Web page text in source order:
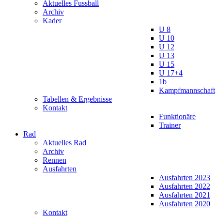
Aktuelles Fussball
Archiv
Kader
U 8
U 10
U 12
U 13
U 15
U 17+4
1b
Kampfmannschaft
Tabellen & Ergebnisse
Kontakt
Funktionäre
Trainer
Rad
Aktuelles Rad
Archiv
Rennen
Ausfahrten
Ausfahrten 2023
Ausfahrten 2022
Ausfahrten 2021
Ausfahrten 2020
Kontakt